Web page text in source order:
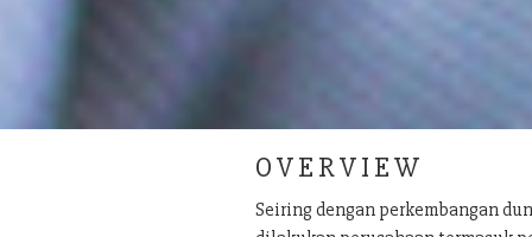
O V E R V I E W
Seiring dengan perkembangan